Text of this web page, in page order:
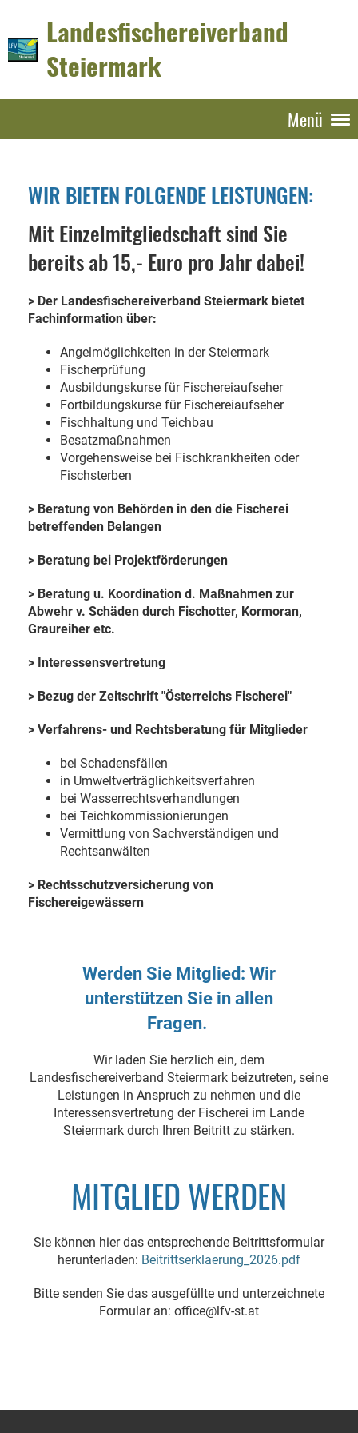
Landesfischereiverband
Steiermark
Menü
WIR BIETEN FOLGENDE LEISTUNGEN:
Mit Einzelmitgliedschaft sind Sie
bereits ab 15,- Euro pro Jahr dabei!
> Der Landesfischereiverband Steiermark bietet
Fachinformation über:
Angelmöglichkeiten in der Steiermark
Fischerprüfung
Ausbildungskurse für Fischereiaufseher
Fortbildungskurse für Fischereiaufseher
Fischhaltung und Teichbau
Besatzmaßnahmen
Vorgehensweise bei Fischkrankheiten oder
Fischsterben
> Beratung von Behörden in den die Fischerei
betreffenden Belangen
> Beratung bei Projektförderungen
> Beratung u. Koordination d. Maßnahmen zur
Abwehr v. Schäden durch Fischotter, Kormoran,
Graureiher etc.
> Interessensvertretung
> Bezug der Zeitschrift "Österreichs Fischerei"
> Verfahrens- und Rechtsberatung für Mitglieder
bei Schadensfällen
in Umweltverträglichkeitsverfahren
bei Wasserrechtsverhandlungen
bei Teichkommissionierungen
Vermittlung von Sachverständigen und
Rechtsanwälten
> Rechtsschutzversicherung von
Fischereigewässern
Werden Sie Mitglied: Wir
unterstützen Sie in allen
Fragen.
Wir laden Sie herzlich ein, dem
Landesfischereiverband Steiermark beizutreten, seine
Leistungen in Anspruch zu nehmen und die
Interessensvertretung der Fischerei im Lande
Steiermark durch Ihren Beitritt zu stärken.
MITGLIED WERDEN
Sie können hier das entsprechende Beitrittsformular
herunterladen: Beitrittserklaerung_2026.pdf
Bitte senden Sie das ausgefüllte und unterzeichnete
Formular an: office@lfv-st.at